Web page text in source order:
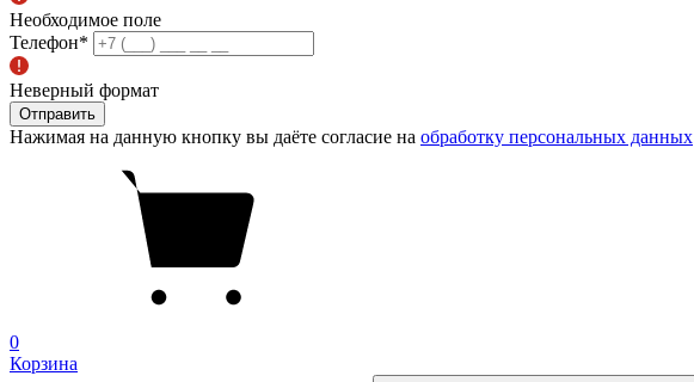
Необходимое поле
Телефон*
Неверный формат
Отправить
Нажимая на данную кнопку вы даёте согласие на обработку персональных данных
0
Корзина